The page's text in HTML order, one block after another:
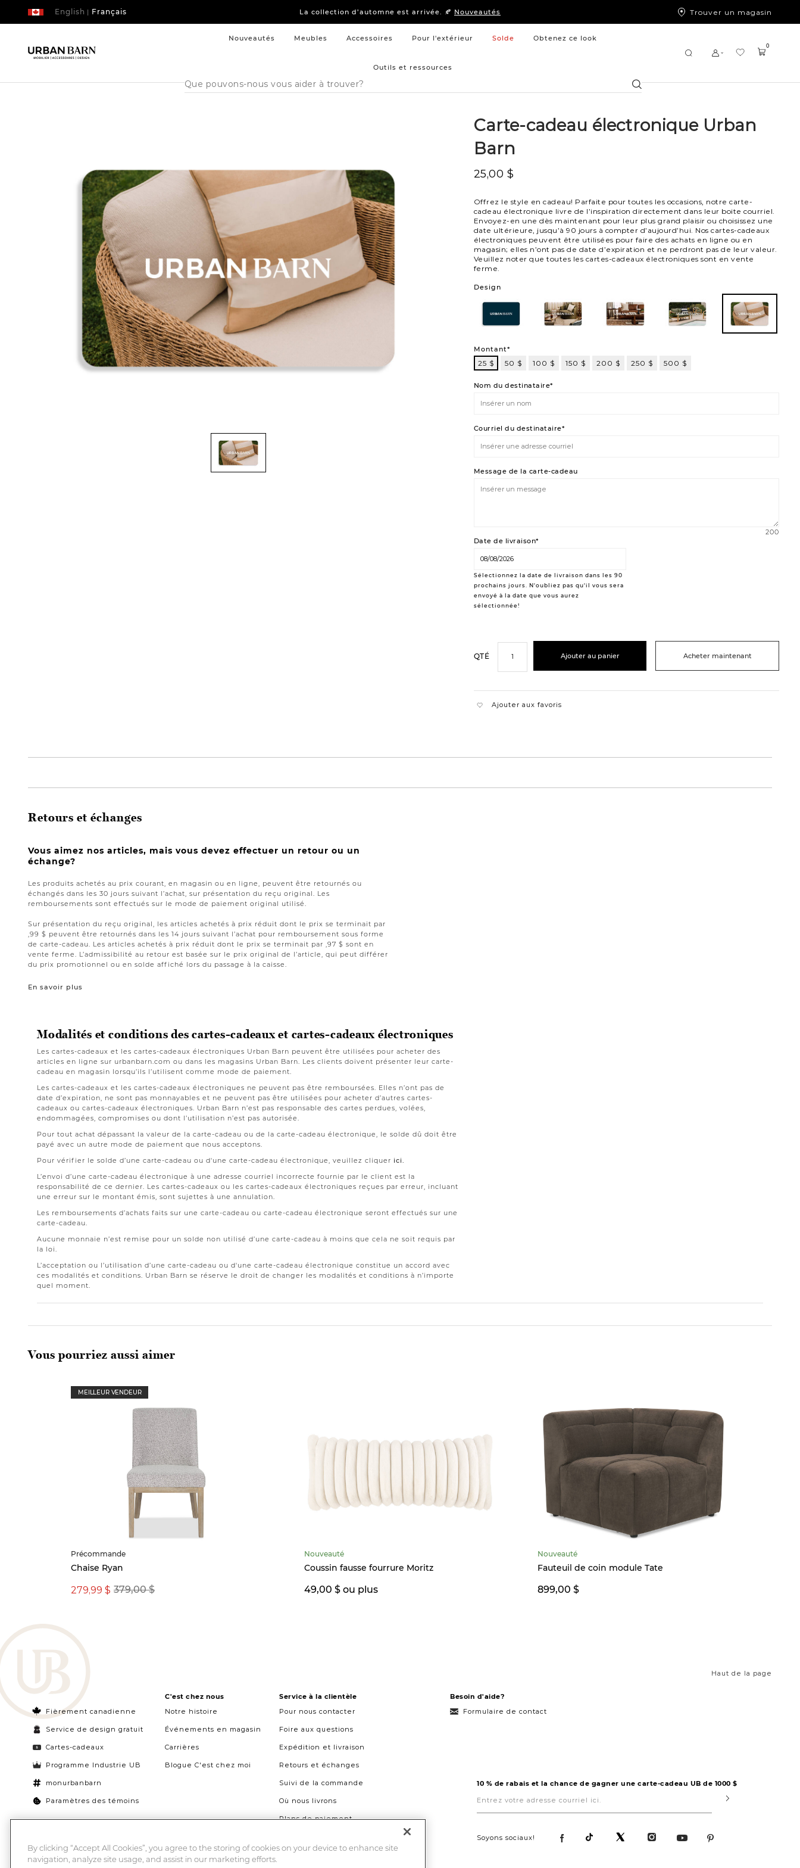
| Français
English
La collection d’automne est arrivée. 🍂 Nouveautés
15 % –Literieetmobilier de chambre à coucher
La collection d’automne est arrivée. 🍂 Nouveautés
Trouver un magasin
Nouveautés Meubles Accessoires Pour l'extérieur Solde Obtenez ce look
Outils et ressources
Cataloque
de
Chercher
0
Carte-cadeau électronique Urban
Barn
25,00 $
Offrez le style en cadeau! Parfaite pour toutes les occasions, notre carte-
cadeau électronique livre de l’inspiration directement dans leur boite courriel.
Envoyez-en une dès maintenant pour leur plus grand plaisir ou choisissez une
date ultérieure, jusqu’à 90 jours à compter d’aujourd’hui. Nos cartes-cadeaux
électroniques peuvent être utilisées pour faire des achats en ligne ou en
magasin; elles n’ont pas de date d’expiration et ne perdront pas de leur valeur.
Veuillez noter que toutes les cartes-cadeaux électroniques sont en vente
ferme.
Variations
Design
101 102 103 104 105
Montant*
25 $ 50 $ 100 $ 150 $ 200 $ 250 $ 500 $
$
Nom du destinataire*
Courriel du destinataire*
Message de la carte-cadeau
200
Date de livraison*
Sélectionnez la date de livraison dans les 90
prochains jours. N'oubliez pas qu'il vous sera
envoyé à la date que vous aurez
sélectionnée!
QTÉ Ajouter au panier Acheter maintenant
Ajouter aux favoris
Retours et échanges
Vous aimez nos articles, mais vous devez effectuer un retour ou un
échange?
Les produits achetés au prix courant, en magasin ou en ligne, peuvent être retournés ou
échangés dans les 30 jours suivant l’achat, sur présentation du reçu original. Les
remboursements sont effectués sur le mode de paiement original utilisé.
Sur présentation du reçu original, les articles achetés à prix réduit dont le prix se terminait par
,99 $ peuvent être retournés dans les 14 jours suivant l’achat pour remboursement sous forme
de carte-cadeau. Les articles achetés à prix réduit dont le prix se terminait par ,97 $ sont en
vente ferme. L’admissibilité au retour est basée sur le prix original de l’article, qui peut différer
du prix promotionnel ou en solde affiché lors du passage à la caisse.
En savoir plus
Modalités et conditions des cartes-cadeaux et cartes-cadeaux électroniques
Les cartes-cadeaux et les cartes-cadeaux électroniques Urban Barn peuvent être utilisées pour acheter des
articles en ligne sur urbanbarn.com ou dans les magasins Urban Barn. Les clients doivent présenter leur carte-
cadeau en magasin lorsqu’ils l’utilisent comme mode de paiement.
Les cartes-cadeaux et les cartes-cadeaux électroniques ne peuvent pas être remboursées. Elles n’ont pas de
date d’expiration, ne sont pas monnayables et ne peuvent pas être utilisées pour acheter d’autres cartes-
cadeaux ou cartes-cadeaux électroniques. Urban Barn n’est pas responsable des cartes perdues, volées,
endommagées, compromises ou dont l’utilisation n’est pas autorisée.
Pour tout achat dépassant la valeur de la carte-cadeau ou de la carte-cadeau électronique, le solde dû doit être
payé avec un autre mode de paiement que nous acceptons.
Pour vérifier le solde d’une carte-cadeau ou d'une carte-cadeau électronique, veuillez cliquer ici.
L’envoi d’une carte-cadeau électronique à une adresse courriel incorrecte fournie par le client est la
responsabilité de ce dernier. Les cartes-cadeaux ou les cartes-cadeaux électroniques reçues par erreur, incluant
une erreur sur le montant émis, sont sujettes à une annulation.
Les remboursements d’achats faits sur une carte-cadeau ou carte-cadeau électronique seront effectués sur une
carte-cadeau.
Aucune monnaie n’est remise pour un solde non utilisé d’une carte-cadeau à moins que cela ne soit requis par
la loi.
L’acceptation ou l’utilisation d’une carte-cadeau ou d'une carte-cadeau électronique constitue un accord avec
ces modalités et conditions. Urban Barn se réserve le droit de changer les modalités et conditions à n’importe
quel moment.
Vous pourriez aussi aimer
MEILLEUR VENDEUR
Précommande
Chaise Ryan
379,00 $
279,99 $
Nouveauté
Coussin fausse fourrure Moritz
49,00 $ ou plus
Nouveauté
Fauteuil de coin module Tate
899,00 $
Haut de la page
Fièrement canadienne
Service de design gratuit
Cartes-cadeaux
Programme Industrie UB
monurbanbarn
Paramètres des témoins
C'est chez nous
Notre histoire
Événements en magasin
Carrières
Blogue C'est chez moi
Service à la clientèle
Pour nous contacter
Foire aux questions
Expédition et livraison
Retours et échanges
Suivi de la commande
Où nous livrons
Plans de paiement
Besoin d'aide?
Formulaire de contact
10 % de rabais et la chance de gagner une carte-cadeau UB de 1000 $
votre
Submit
Soyons sociaux!
By clicking “Accept All Cookies”, you agree to the storing of cookies on your device to enhance site
navigation, analyze site usage, and assist in our marketing efforts.